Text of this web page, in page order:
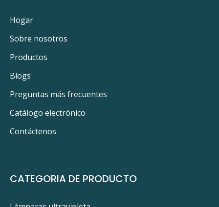
Hogar
Sobre nosotros
Productos
Blogs
Preguntas más frecuentes
Catálogo electrónico
Contáctenos
CATEGORIA DE PRODUCTO